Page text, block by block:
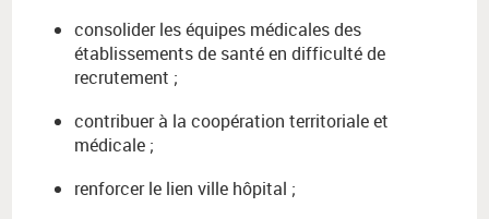
consolider les équipes médicales des
établissements de santé en difficulté de
recrutement ;
contribuer à la coopération territoriale et
médicale ;
renforcer le lien ville hôpital ;